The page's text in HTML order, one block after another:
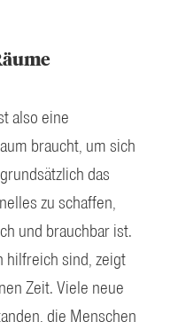
also eine
braucht, um sich
das
zu schaffen,
und brauchbar ist.
hilfreich sind, zeigt
Zeit. Viele neue
die Menschen